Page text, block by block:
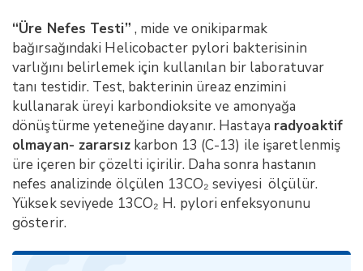
“Üre Nefes Testi” , mide ve onikiparmak
bağırsağındaki Helicobacter pylori bakterisinin
varlığını belirlemek için kullanılan bir laboratuvar
tanı testidir. Test, bakterinin üreaz enzimini
kullanarak üreyi karbondioksite ve amonyağa
dönüştürme yeteneğine dayanır. Hastaya radyoaktif
olmayan- zararsızkarbon 13 (C-13) ile işaretlenmiş
üre içeren bir çözelti içirilir. Daha sonra hastanın
nefes analizinde ölçülen 13CO₂ seviyesi ölçülür.
Yüksek seviyede 13CO₂ H. pylori enfeksyonunu
gösterir.